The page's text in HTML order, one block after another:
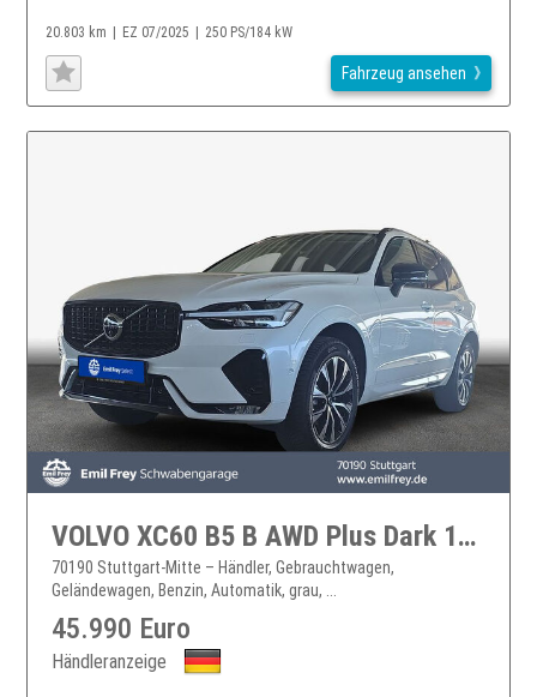
20.803 km EZ 07/2025 250 PS/184 kW
Fahrzeug ansehen
VOLVO XC60 B5 B AWD Plus Dark 184 kW, 5-türig XC60
70190 Stuttgart-Mitte – Händler, Gebrauchtwagen,
Geländewagen, Benzin, Automatik, grau, ...
45.990 Euro
Händleranzeige